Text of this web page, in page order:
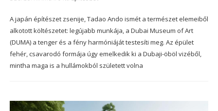
A japán építészet zsenije, Tadao Ando ismét a természet elemeiből
alkotott költészetet: legújabb munkája, a Dubai Museum of Art
(DUMA) a tenger és a fény harmóniáját testesíti meg. Az épület
fehér, csavarodó formája úgy emelkedik ki a Dubaji-öböl vizéből,
mintha maga is a hullámokból született volna